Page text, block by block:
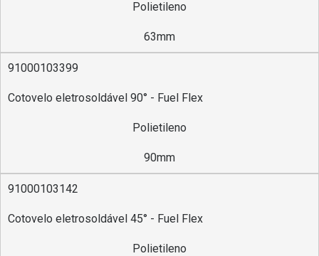
Polietileno
63mm
91000103399
Cotovelo eletrosoldável 90° - Fuel Flex
Polietileno
90mm
91000103142
Cotovelo eletrosoldável 45° - Fuel Flex
Polietileno